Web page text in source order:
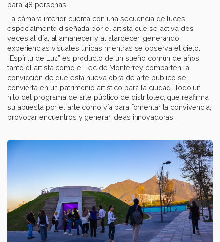
para 48 personas.
La cámara interior cuenta con una secuencia de luces
especialmente diseñada por el artista que se activa dos
veces al día, al amanecer y al atardecer, generando
experiencias visuales únicas mientras se observa el cielo.
“Espíritu de Luz” es producto de un sueño común de años,
tanto el artista como el Tec de Monterrey comparten la
convicción de que esta nueva obra de arte público se
convierta en un patrimonio artístico para la ciudad. Todo un
hito del programa de arte público de distritotec, que reafirma
su apuesta por el arte como vía para fomentar la convivencia,
provocar encuentros y generar ideas innovadoras.